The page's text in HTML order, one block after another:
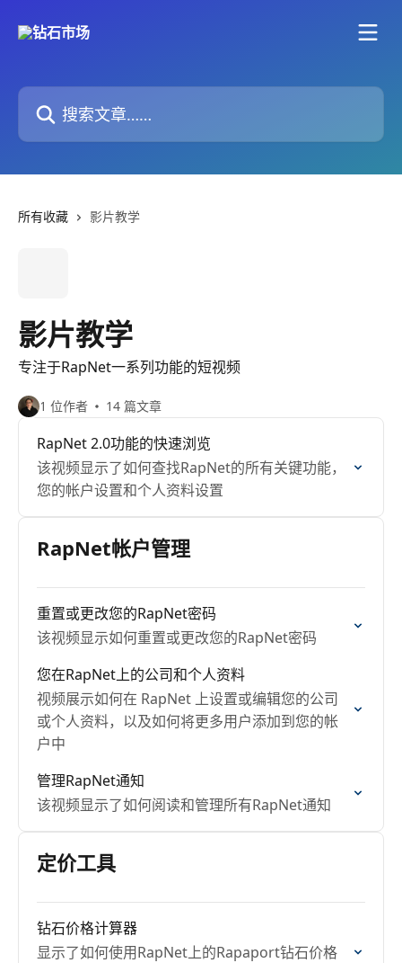
搜索文章……
所有收藏 影片教学
影片教学
专注于RapNet一系列功能的短视频
1 位作者 14 篇文章
RapNet 2.0功能的快速浏览
该视频显示了如何查找RapNet的所有关键功能，
您的帐户设置和个人资料设置
RapNet帐户管理
重置或更改您的RapNet密码
该视频显示如何重置或更改您的RapNet密码
您在RapNet上的公司和个人资料
视频展示如何在 RapNet 上设置或编辑您的公司
或个人资料，以及如何将更多用户添加到您的帐
户中
管理RapNet通知
该视频显示了如何阅读和管理所有RapNet通知
定价工具
钻石价格计算器
显示了如何使用RapNet上的Rapaport钻石价格